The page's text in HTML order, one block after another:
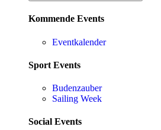
Kommende Events
Eventkalender
Sport Events
Budenzauber
Sailing Week
Social Events